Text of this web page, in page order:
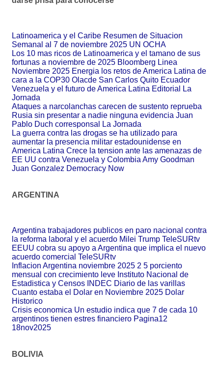
Latinoamerica y el Caribe Resumen de Situacion
Semanal al 7 de noviembre 2025 UN OCHA
Los 10 mas ricos de Latinoamerica y el tamano de sus
fortunas a noviembre de 2025 Bloomberg Linea
Noviembre 2025 Energia los retos de America Latina de
cara a la COP30 Olacde San Carlos Quito Ecuador
Venezuela y el futuro de America Latina Editorial La
Jornada
Ataques a narcolanchas carecen de sustento reprueba
Rusia sin presentar a nadie ninguna evidencia Juan
Pablo Duch corresponsal La Jornada
La guerra contra las drogas se ha utilizado para
aumentar la presencia militar estadounidense en
America Latina Crece la tension ante las amenazas de
EE UU contra Venezuela y Colombia Amy Goodman
Juan Gonzalez Democracy Now
ARGENTINA
Argentina trabajadores publicos en paro nacional contra
la reforma laboral y el acuerdo Milei Trump TeleSURtv
EEUU cobra su apoyo a Argentina que implica el nuevo
acuerdo comercial TeleSURtv
Inflacion Argentina noviembre 2025 2 5 porciento
mensual con crecimiento leve Instituto Nacional de
Estadistica y Censos INDEC Diario de las varillas
Cuanto estaba el Dolar en Noviembre 2025 Dolar
Historico
Crisis economica Un estudio indica que 7 de cada 10
argentinos tienen estres financiero Pagina12
18nov2025
BOLIVIA